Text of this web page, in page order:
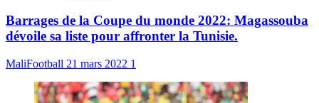
Barrages de la Coupe du monde 2022: Magassouba
dévoile sa liste pour affronter la Tunisie.
MaliFootball 21 mars 2022 1